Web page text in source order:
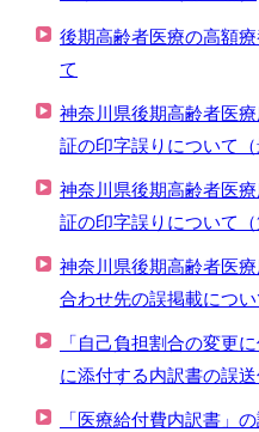
後期高齢者医療の高額
て
神奈川県後期高齢者医
証の印字誤りについて（
神奈川県後期高齢者医
証の印字誤りについて（
神奈川県後期高齢者医
合わせ先の誤掲載につい
「自己負担割合の変更
に添付する内訳書の誤
「医療給付費内訳書」